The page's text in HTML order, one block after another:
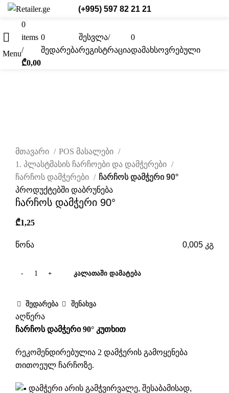
(+995) 597 82 21 21
Menu
0
items
/
₾0,00
0
შედარება
შესვლა/
რეგისტრაცია
0
დამახსოვრებული
მთავარი
POS მასალები
1. პლასტმასის ჩარჩოები და დამჭერები
ჩარჩოს დამჭერები
ჩარჩოს დამჭერი 90°
პროდუქტებში დაბრუნება
ჩარჩოს დამჭერი 90°
₾1,25
წონა 0,005 კგ
ᲙᲐᲚᲐᲗᲐᲨᲘ ᲓᲐᲛᲐᲢᲔᲑᲐ
შედარება შენახვა
აღწერა
ჩარჩოსდამჭერი 90° კუთხით
რეკომენდირებულია 2 დამჭერის გამოყენება
თითოეულ ჩარჩოზე.
დამჭერი არის გამჭვირვალე, შესაბამისად,